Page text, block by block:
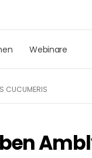
Webinare
CUCUMERIS